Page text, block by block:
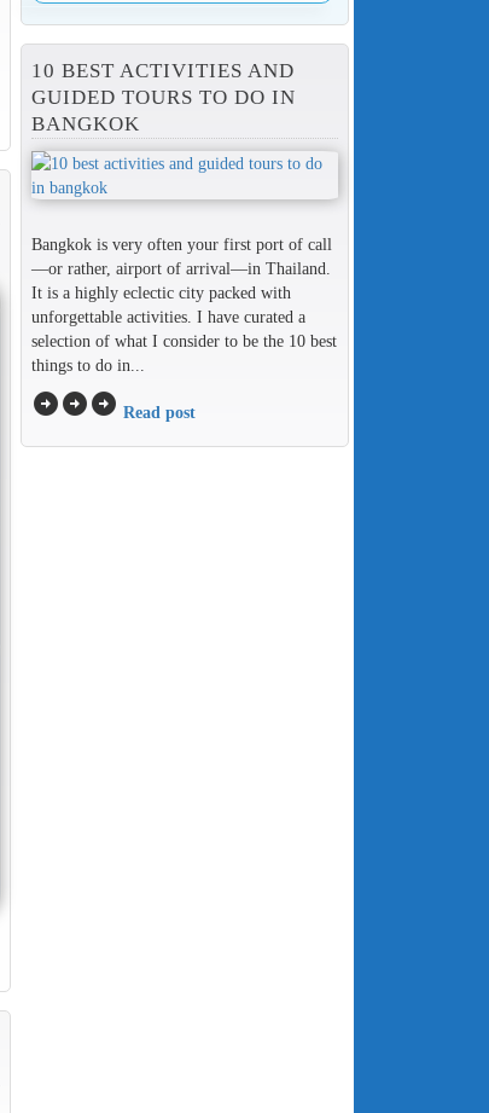
10 BEST ACTIVITIES AND
GUIDED TOURS TO DO IN
BANGKOK
Bangkok is very often your first port of call
—or rather, airport of arrival—in Thailand.
It is a highly eclectic city packed with
unforgettable activities. I have curated a
selection of what I consider to be the 10 best
things to do in...
arrow_circle_rightarrow_circle_rightarrow_circle_right Read post